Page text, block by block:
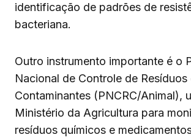
identificação de padrões de
bacteriana.
Outro instrumento importante é o
Nacional de Controle de Resíduos
Contaminantes (PNCRC/Animal),
Ministério da Agricultura para
resíduos químicos e